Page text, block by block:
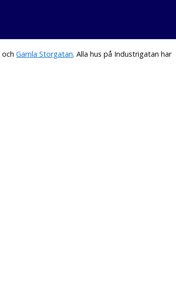
ochGamla Storgatan. Alla hus på Industrigatan har